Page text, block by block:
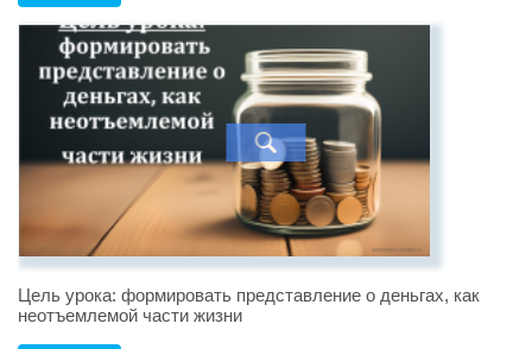
Цель урока: формировать представление о деньгах, как
неотъемлемой части жизни